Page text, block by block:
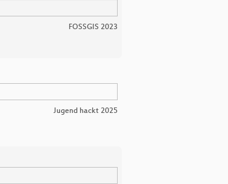
FOSSGIS 2023
Jugend hackt 2025